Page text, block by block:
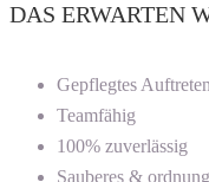
DAS ERWARTEN
Gepflegtes Auftreten
Teamfähig
100% zuverlässig
Sauberes &